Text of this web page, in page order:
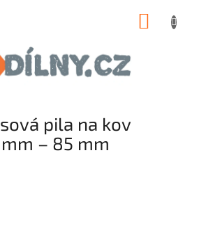
pila na kov
mm – 85 mm